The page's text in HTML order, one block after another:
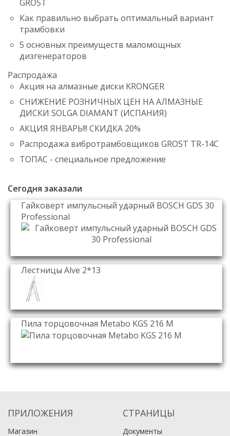
GROST
Как правильно выбрать оптимальный вариант
трамбовки
5 основных преимуществ маломощных
дизгенераторов
Распродажа
Акция на алмазные диски KRONGER
СНИЖЕНИЕ РОЗНИЧНЫХ ЦЕН НА АЛМАЗНЫЕ
ДИСКИ SOLGA DIAMANT (ИСПАНИЯ)
АКЦИЯ ЯНВАРЬ!!! СКИДКА 20%
Распродажа вибротрамбовщиков GROST TR-14C
ТОПАС - специальное предложение
Сегодня заказали
Гайковерт импульсный ударный BOSCH GDS 30
Professional
Лестницы Alve 2*13
Пила торцовочная Metabo KGS 216 M
ПРИЛОЖЕНИЯ
Магазин
СТРАНИЦЫ
Документы